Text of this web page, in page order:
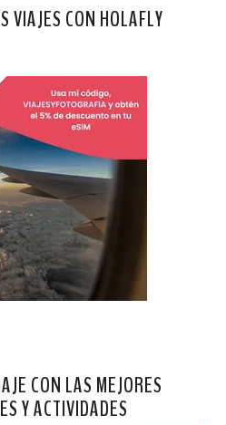
VIAJES CON HOLAFLY
CON LAS MEJORES
Y ACTIVIDADES